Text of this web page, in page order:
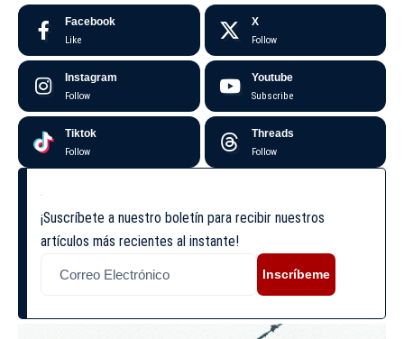
Facebook
Like
X
Follow
Instagram
Follow
Youtube
Subscribe
Tiktok
Follow
Threads
Follow
¡Suscríbete a nuestro boletín para recibir nuestros
artículos más recientes al instante!
Inscríbeme